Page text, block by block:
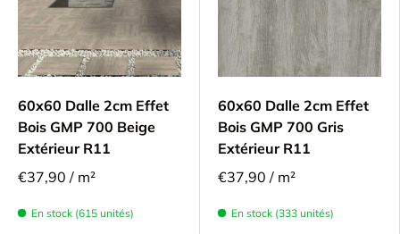
60x60 Dalle 2cm Effet
Bois GMP 700 Beige
Extérieur R11
€37,90 / m²
En stock (615 unités)
60x60 Dalle 2cm Effet
Bois GMP 700 Gris
Extérieur R11
€37,90 / m²
En stock (333 unités)